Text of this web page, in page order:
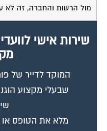
מול הרשות והחברה, זה לא
שירות אישי
המוקד לדייר של
שבעלי מקצוע
מלא את הטופס